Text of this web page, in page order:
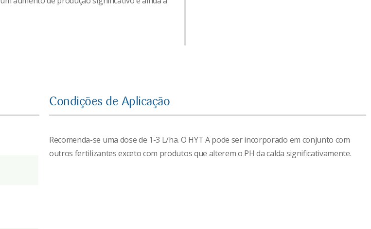
Condições de Aplicação
Recomenda-se uma dose de 1-3 L/ha. O HYT A pode ser incorporado em conjunto com
outros fertilizantes exceto com produtos que alterem o PH da calda significativamente.